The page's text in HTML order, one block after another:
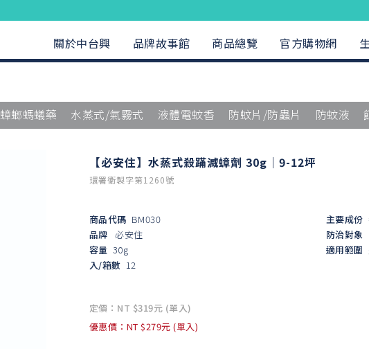
關於中台興 品牌故事館 商品總覽 官方購物網
蟑螂螞蟻藥 水蒸式/氣霧式 液體電蚊香 防蚊片/防蟲片 防蚊液
【必安住】水蒸式殺蹣滅蟑劑 30g｜9-12坪
環署衛製字第1260號
商品代碼 BM030
品牌 必安住
容量 30g
入/箱數 12
主要成份
防治對象
適用範圍
定價：NT $319元 (單入)
優惠價：NT $279元 (單入)